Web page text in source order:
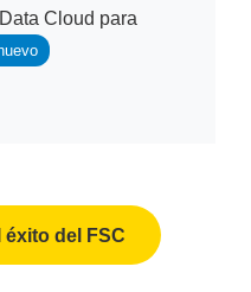
Cloud para
del FSC